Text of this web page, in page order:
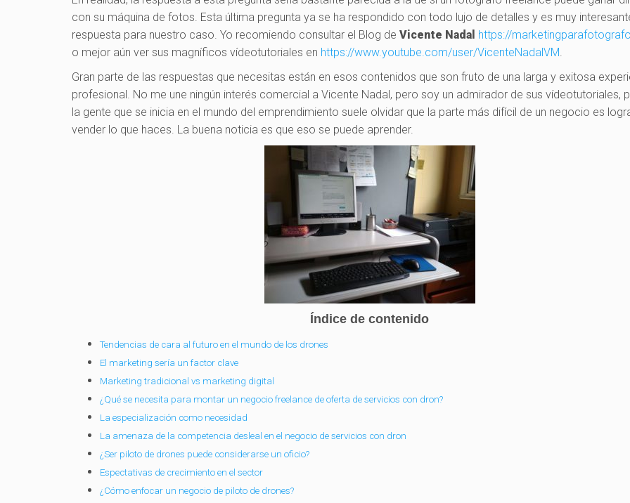
con su máquina de fotos. Esta última pregunta ya se ha respondido con todo lujo de detalles y es muy
respuesta para nuestro caso. Yo recomiendo consultar el Blog de Vicente Nadal https://
o mejor aún ver sus magníficos vídeotutoriales en https://www.youtube.com/user/VicenteNadalVM.
Gran parte de las respuestas que necesitas están en esos contenidos que son fruto de una larga y exitosa
profesional. No me une ningún interés comercial a Vicente Nadal, pero soy un admirador de sus vídeotutoriales,
la gente que se inicia en el mundo del emprendimiento suele olvidar que la parte más difícil de un negocio es
vender lo que haces. La buena noticia es que eso se puede aprender.
Índice de contenido
Tendencias de cara al futuro en el mundo de los drones
El marketing sería un factor clave
Marketing tradicional vs marketing digital
¿Qué se necesita para montar un negocio freelance de oferta de servicios con dron?
La especialización como necesidad
La amenaza de la competencia desleal en el negocio de servicios con dron
¿Ser piloto de drones puede considerarse un oficio?
Espectativas de crecimiento en el sector
¿Cómo enfocar un negocio de piloto de drones?